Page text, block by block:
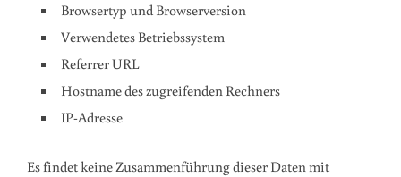
Browsertyp und Browserversion
Verwendetes Betriebssystem
Referrer URL
Hostname des zugreifenden Rechners
IP-Adresse
Es findet keine Zusammenführung dieser Daten mit